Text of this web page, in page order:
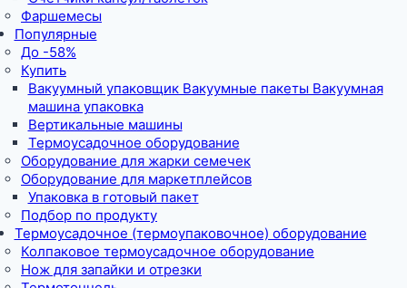
Фаршемесы
Популярные
До -58%
Купить
Вакуумный упаковщик Вакуумные пакеты Вакуумная
машина упаковка
Вертикальные машины
Термоусадочное оборудование
Оборудование для жарки семечек
Оборудование для маркетплейсов
Упаковка в готовый пакет
Подбор по продукту
Термоусадочное (термоупаковочное) оборудование
Колпаковое термоусадочное оборудование
Нож для запайки и отрезки